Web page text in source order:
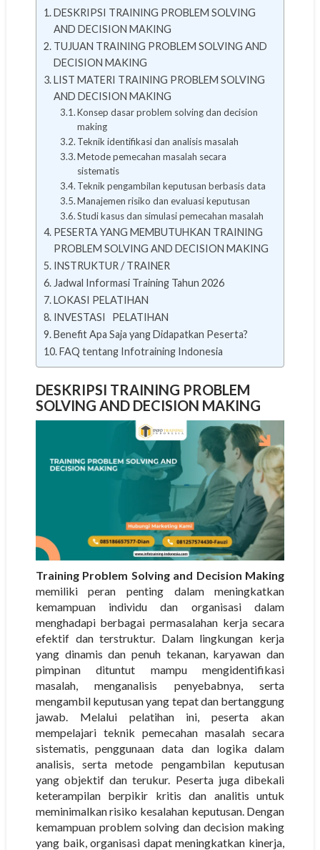
DESKRIPSI TRAINING PROBLEM SOLVING
AND DECISION MAKING
TUJUAN TRAINING PROBLEM SOLVING AND
DECISION MAKING
LIST MATERI TRAINING PROBLEM SOLVING
AND DECISION MAKING
Konsep dasar problem solving dan decision
making
Teknik identifikasi dan analisis masalah
Metode pemecahan masalah secara
sistematis
Teknik pengambilan keputusan berbasis data
Manajemen risiko dan evaluasi keputusan
Studi kasus dan simulasi pemecahan masalah
PESERTA YANG MEMBUTUHKAN TRAINING
PROBLEM SOLVING AND DECISION MAKING
INSTRUKTUR / TRAINER
Jadwal Informasi Training Tahun 2026
LOKASI PELATIHAN
INVESTASI PELATIHAN
Benefit Apa Saja yang Didapatkan Peserta?
FAQ tentang Infotraining Indonesia
DESKRIPSI TRAINING PROBLEM
SOLVING AND DECISION MAKING
Training Problem Solving and Decision Making
memiliki peran penting dalam meningkatkan
kemampuan individu dan organisasi dalam
menghadapi berbagai permasalahan kerja secara
efektif dan terstruktur. Dalam lingkungan kerja
yang dinamis dan penuh tekanan, karyawan dan
pimpinan dituntut mampu mengidentifikasi
masalah, menganalisis penyebabnya, serta
mengambil keputusan yang tepat dan bertanggung
jawab. Melalui pelatihan ini, peserta akan
mempelajari teknik pemecahan masalah secara
sistematis, penggunaan data dan logika dalam
analisis, serta metode pengambilan keputusan
yang objektif dan terukur. Peserta juga dibekali
keterampilan berpikir kritis dan analitis untuk
meminimalkan risiko kesalahan keputusan. Dengan
kemampuan problem solving dan decision making
yang baik, organisasi dapat meningkatkan kinerja,